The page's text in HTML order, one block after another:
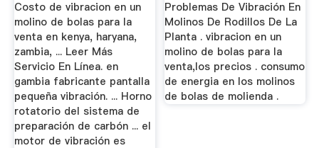
Costo de vibracion en un
molino de bolas para la
venta en kenya, haryana,
zambia, ... Leer Más
Servicio En Línea. en
gambia fabricante pantalla
pequeña vibración. ... Horno
rotatorio del sistema de
preparación de carbón ... el
motor de vibración es
Problemas De Vibración En
Molinos De Rodillos De La
Planta . vibracion en un
molino de bolas para la
venta,los precios . consumo
de energia en los molinos
de bolas de molienda .